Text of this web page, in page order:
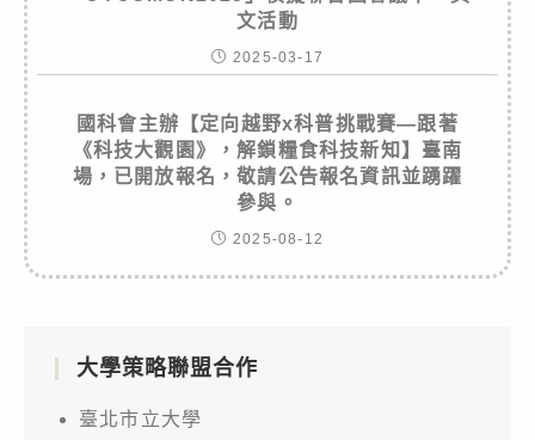
文活動
2025-03-17
國科會主辦【定向越野x科普挑戰賽—跟著
《科技大觀園》，解鎖糧食科技新知】臺南
場，已開放報名，敬請公告報名資訊並踴躍
參與。
2025-08-12
大學策略聯盟合作
臺北市立大學